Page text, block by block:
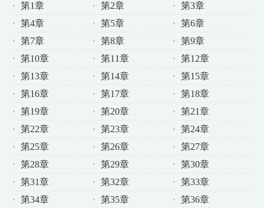
第1章 第2章
第3章
第4章
第5章
第6章
第7章
第8章
第9章
第10章
第11章
第12章
第13章
第14章
第15章
第16章
第17章
第18章
第19章
第20章
第21章
第22章
第23章
第24章
第25章
第26章
第27章
第28章
第29章
第30章
第31章
第32章
第33章
第34章
第35章
第36章